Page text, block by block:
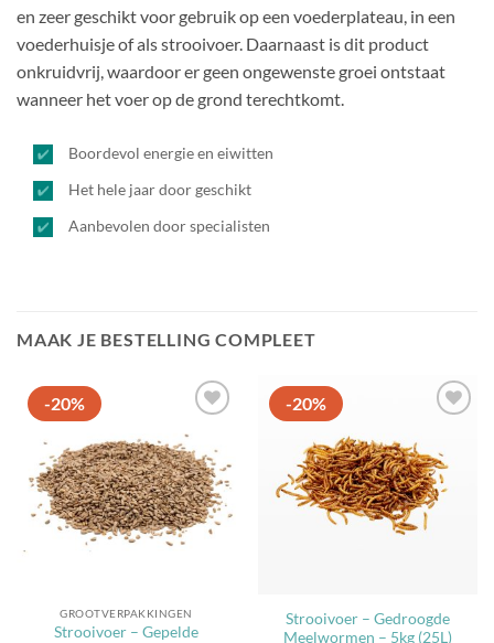
en zeer geschikt voor gebruik op een voederplateau, in een
voederhuisje of als strooivoer. Daarnaast is dit product
onkruidvrij, waardoor er geen ongewenste groei ontstaat
wanneer het voer op de grond terechtkomt.
Boordevol energie en eiwitten
Het hele jaar door geschikt
Aanbevolen door specialisten
MAAK JE BESTELLING COMPLEET
-20%
aan
favorieten
GROOTVERPAKKINGEN
Strooivoer – Gepelde
-20%
Strooivoer – Gedroogde
Meelwormen – 5kg (25L)